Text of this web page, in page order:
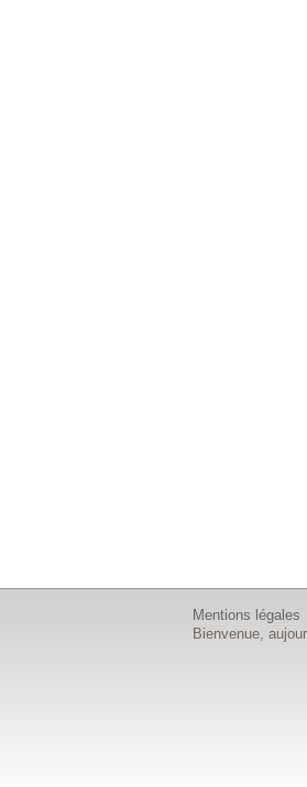
Mentions légales
Bienvenue,